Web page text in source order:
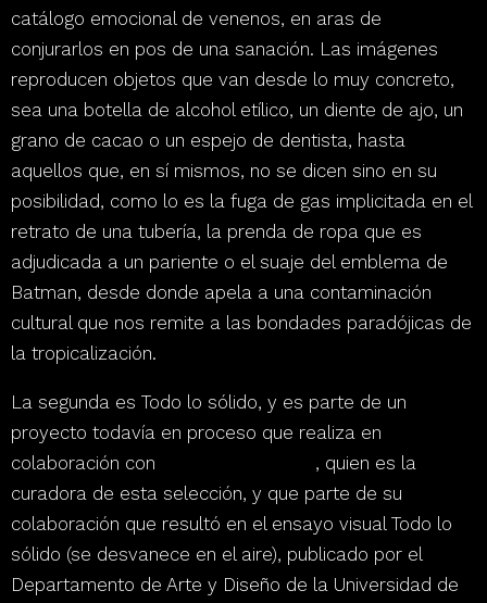
catálogo emocional de venenos, en aras de
conjurarlos en pos de una sanación. Las imágenes
reproducen objetos que van desde lo muy concreto,
sea una botella de alcohol etílico, un diente de ajo, un
grano de cacao o un espejo de dentista, hasta
aquellos que, en sí mismos, no se dicen sino en su
posibilidad, como lo es la fuga de gas implicitada en el
retrato de una tubería, la prenda de ropa que es
adjudicada a un pariente o el suaje del emblema de
Batman, desde donde apela a una contaminación
cultural que nos remite a las bondades paradójicas de
la tropicalización.
La segunda es Todo lo sólido, y es parte de un
proyecto todavía en proceso que realiza en
colaboración con
, quien es la
curadora de esta selección, y que parte de su
colaboración que resultó en el ensayo visual Todo lo
sólido (se desvanece en el aire), publicado por el
Departamento de Arte y Diseño de la Universidad de